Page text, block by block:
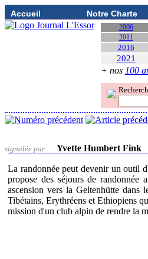
Accueil Notre Charte
2006
2011
2016
2021
+ nos 100
signalée par : Yvette Humbert Fink
La randonnée peut devenir un outil
propose des séjours de
ascension vers la Geltenhütte dans
Tibétains, Erythréens et Ethiopiens
mission d'un club alpin de rendre la